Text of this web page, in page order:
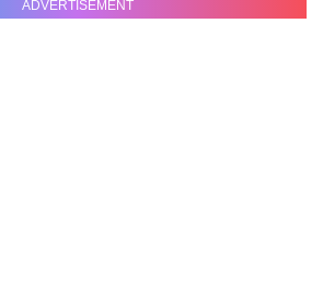
ADVERTISEMENT